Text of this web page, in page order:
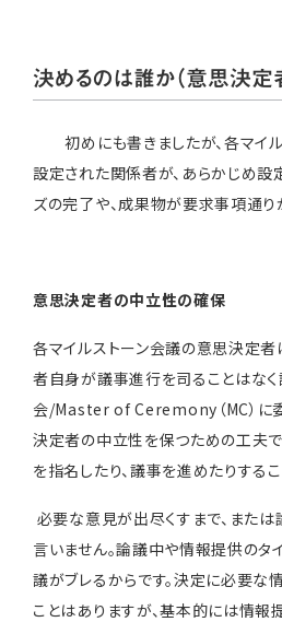
決めるのは誰か（意思決定
初めにも書きましたが、各マイ
設定された関係者が、あらかじめ設
ズの完了や、成果物が要求事項通り
意思決定者の中立性の確保
各マイルストーン会議の意思決定者
者自身が議事進行を司ることはな
会/Master of Ceremony（MC）に
決定者の中立性を保つための工夫
を指名したり、議事を進めたりするこ
必要な意見が出尽くすまで、また
言いません。論議中や情報提供のタ
議がブレるからです。決定に必要な
ことはありますが、基本的には情